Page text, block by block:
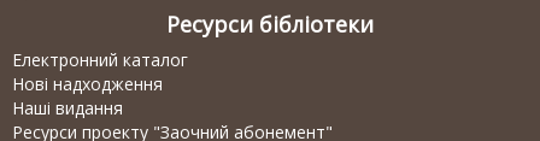
Ресурси бібліотеки
Електронний каталог
Нові надходження
Наші видання
Ресурси проекту "Заочний абонемент"